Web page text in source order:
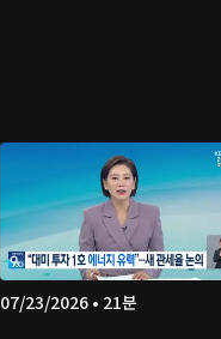
07/23/2026 • 21분